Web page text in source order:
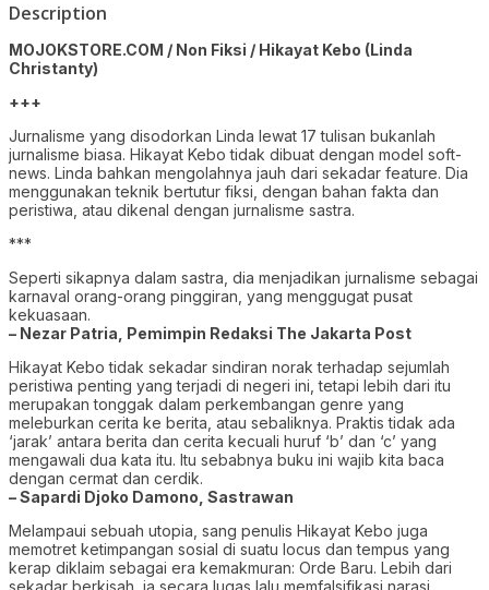
Description
MOJOKSTORE.COM / Non Fiksi / Hikayat Kebo (Linda
Christanty)
+++
Jurnalisme yang disodorkan Linda lewat 17 tulisan bukanlah
jurnalisme biasa. Hikayat Kebo tidak dibuat dengan model soft-
news. Linda bahkan mengolahnya jauh dari sekadar feature. Dia
menggunakan teknik bertutur fiksi, dengan bahan fakta dan
peristiwa, atau dikenal dengan jurnalisme sastra.
***
Seperti sikapnya dalam sastra, dia menjadikan jurnalisme sebagai
karnaval orang-orang pinggiran, yang menggugat pusat
kekuasaan.
– Nezar Patria, Pemimpin Redaksi The Jakarta Post
Hikayat Kebo tidak sekadar sindiran norak terhadap sejumlah
peristiwa penting yang terjadi di negeri ini, tetapi lebih dari itu
merupakan tonggak dalam perkembangan genre yang
meleburkan cerita ke berita, atau sebaliknya. Praktis tidak ada
‘jarak’ antara berita dan cerita kecuali huruf ‘b’ dan ‘c’ yang
mengawali dua kata itu. Itu sebabnya buku ini wajib kita baca
dengan cermat dan cerdik.
– Sapardi Djoko Damono, Sastrawan
Melampaui sebuah utopia, sang penulis Hikayat Kebo juga
memotret ketimpangan sosial di suatu locus dan tempus yang
kerap diklaim sebagai era kemakmuran: Orde Baru. Lebih dari